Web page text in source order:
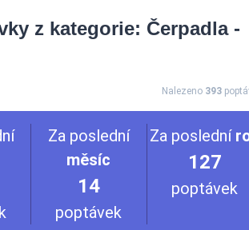
z kategorie: Čerpadla -
Nalezeno 393
Za poslední
měsíc
14
poptávek
Za poslední
127
poptávek